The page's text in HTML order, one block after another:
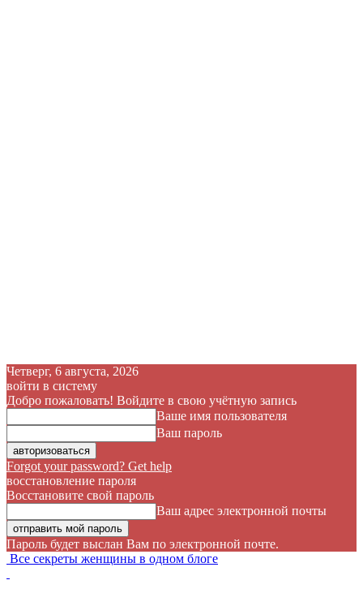
Четверг, 6 августа, 2026
войти в систему
Добро пожаловать! Войдите в свою учётную запись
Ваше имя пользователя
Ваш пароль
Forgot your password? Get help
восстановление пароля
Восстановите свой пароль
Ваш адрес электронной почты
Пароль будет выслан Вам по электронной почте.
Все секреты женщины в одном блоге